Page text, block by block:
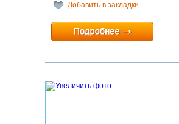
Добавить в закладки
Минимальный срок:1 суток
Расчетный час:12:00